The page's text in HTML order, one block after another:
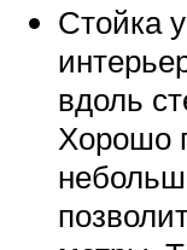
Стойка
вдоль
Хорошо